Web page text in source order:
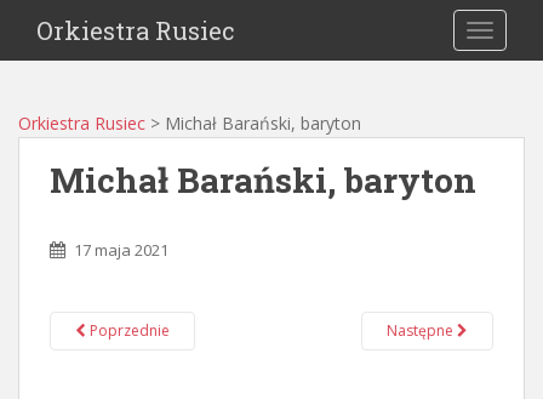
Orkiestra Rusiec
Orkiestra Rusiec > Michał Barański, baryton
Michał Barański, baryton
17 maja 2021
Poprzednie Następne